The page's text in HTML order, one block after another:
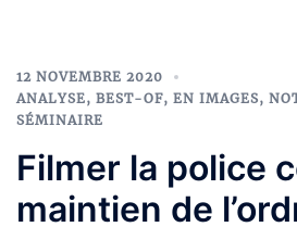
12 NOVEMBRE 2020
ANALYSE, BEST-OF, EN IMAGES,
SÉMINAIRE
Filmer la police
maintien de